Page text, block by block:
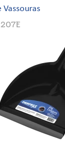
Vassouras